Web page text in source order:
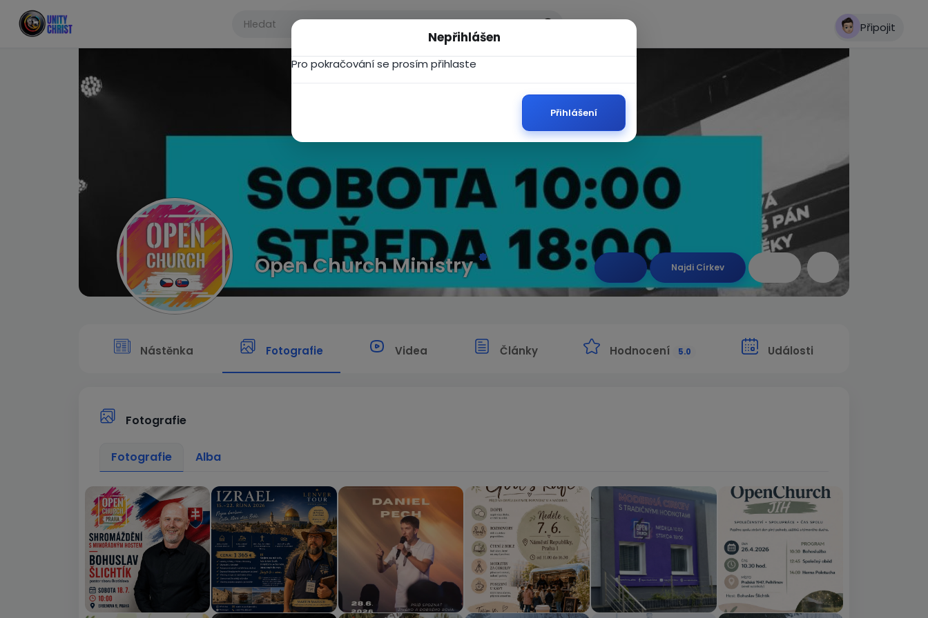
Připojit
Open Church Ministry Najdi Církev
Nástěnka Fotografie Videa Články Hodnocení 5.0 Události
Fotografie
Fotografie Alba
Nepřihlášen
Pro pokračování se prosím přihlaste
Přihlášení